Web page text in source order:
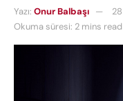
Yazı: Onur Balbaşı
Okuma süresi: 2 mins read